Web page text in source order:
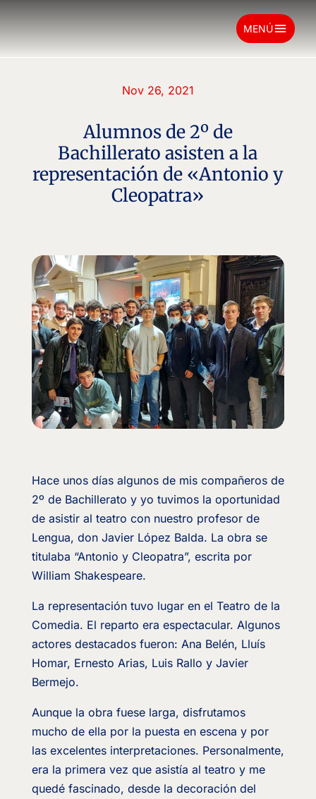
MENÚmenu
Nov 26, 2021
Alumnos de 2º de
Bachillerato asisten a la
representación de «Antonio y
Cleopatra»
Hace unos días algunos de mis compañeros de
2º de Bachillerato y yo tuvimos la oportunidad
de asistir al teatro con nuestro profesor de
Lengua, don Javier López Balda. La obra se
titulaba “Antonio y Cleopatra”, escrita por
William Shakespeare.
La representación tuvo lugar en el Teatro de la
Comedia. El reparto era espectacular. Algunos
actores destacados fueron: Ana Belén, Lluís
Homar, Ernesto Arias, Luis Rallo y Javier
Bermejo.
Aunque la obra fuese larga, disfrutamos
mucho de ella por la puesta en escena y por
las excelentes interpretaciones. Personalmente,
era la primera vez que asistía al teatro y me
quedé fascinado, desde la decoración del